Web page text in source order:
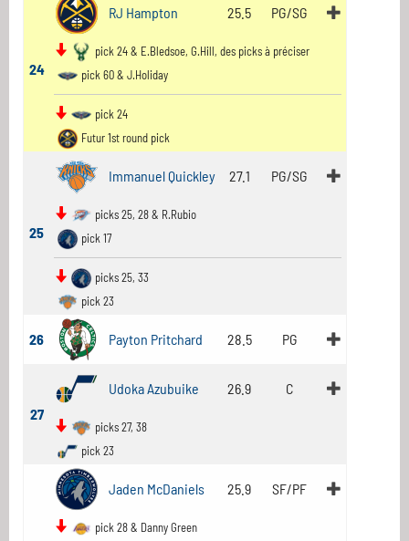
24
RJ Hampton 25.5 PG/SG
pick 24 & E.Bledsoe, G.Hill, des picks à préciser
pick 60 & J.Holiday
pick 24
Futur 1st round pick
25
Immanuel Quickley 27.1 PG/SG
picks 25, 28 & R.Rubio
pick 17
picks 25, 33
pick 23
26 Payton Pritchard 28.5 PG
27
Udoka Azubuike 26.9 C
picks 27, 38
pick 23
Jaden McDaniels 25.9 SF/PF
pick 28 & Danny Green